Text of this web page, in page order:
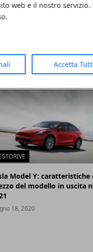
web e il nostro servizio.
Accetta
3
01, 2020
Model Y: caratteristiche
del modello in uscita
18, 2020